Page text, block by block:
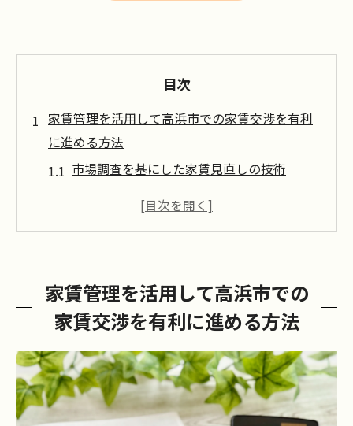
目次
家賃管理を活用して高浜市での家賃交渉を有利
に進める方法
市場調査を基にした家賃見直しの技術
交渉の際のデータ活用の重要性
家賃交渉を成功させるための心構え
地域特性を理解した家賃管理で成功する交渉術
高浜市の住宅市場の特徴を掴む
地域の経済状況を反映した家賃交渉
地域住民のニーズに基づく提案の作成
家賃管理を活用して高浜市での
家賃交渉を有利に進める方法